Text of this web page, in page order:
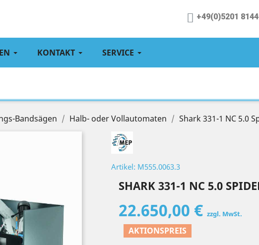
+49(0)5201
KONTAKT SERVICE
Bandsägen Halb- oder Vollautomaten Shark 331-1 NC 5.0
Artikel: M555.0063.3
SHARK 331-1 NC 5.0
22.650,00 € zzgl. MwSt.
AKTIONSPREIS